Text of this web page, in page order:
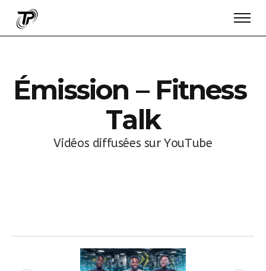
Émission – Fitness
Talk
Vidéos diffusées sur YouTube